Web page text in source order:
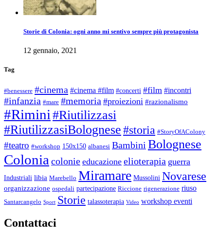
Storie di Colonia: ogni anno mi sentivo sempre più protagonista
12 gennaio, 2021
Tag
#benessere #cinema #cinema #film #concerti #film #incontri
#infanzia #mare #memoria #proiezioni #razionalismo
#Rimini #Riutilizzasi
#RiutilizzasiBolognese#storia #StoryOfAColony
#teatro #workshop 150x150 albanesi Bambini Bolognese
Colonia colonie educazione elioterapia guerra
Industriali libia Marebello Miramare Mussolini Novarese
organizzazione ospedali partecipazione Riccione rigenerazione riuso
Santarcangelo Sport Storie talassoterapia Video workshop eventi
Contattaci